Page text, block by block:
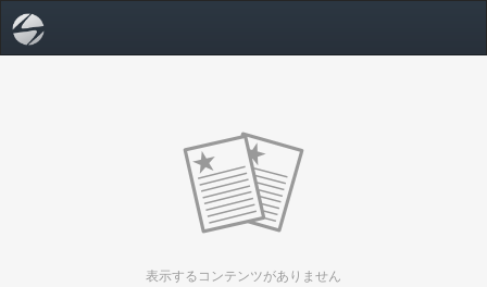
表示するコンテンツがありません